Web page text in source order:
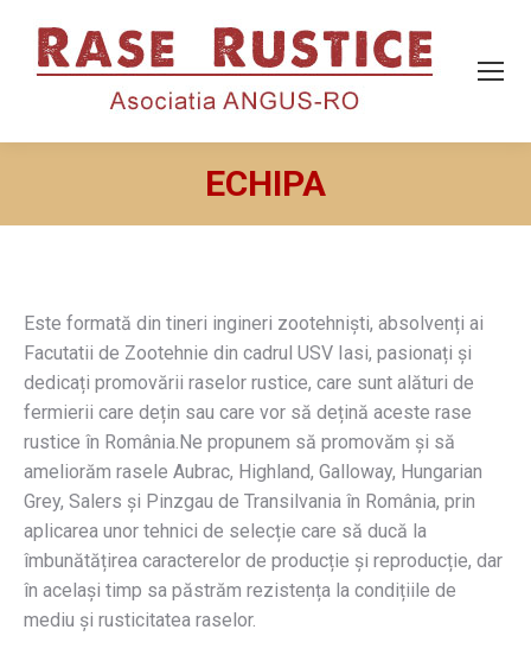
ECHIPA
You are here:
Este formată din tineri ingineri zootehniști, absolvenți ai
Facutatii de Zootehnie din cadrul USV Iasi, pasionați și
dedicați promovării raselor rustice, care sunt alături de
fermierii care dețin sau care vor să dețină aceste rase
rustice în România.Ne propunem să promovăm și să
ameliorăm rasele Aubrac, Highland, Galloway, Hungarian
Grey, Salers și Pinzgau de Transilvania în România, prin
aplicarea unor tehnici de selecție care să ducă la
îmbunătățirea caracterelor de producție și reproducție, dar
în același timp sa păstrăm rezistența la condițiile de
mediu și rusticitatea raselor.